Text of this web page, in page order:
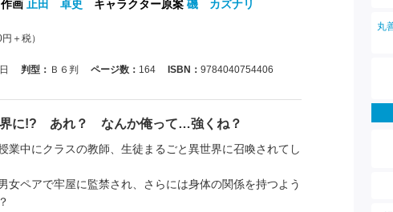
作画 止田 卓史 キャラクター原案 磯 カズナリ
円＋税）
判型： Ｂ６判 ページ数： 164 ISBN： 9784040754406
界に!? あれ？ なんか俺って…強くね？
業中にクラスの教師、生徒まるごと異世界に召喚されてし
女ペアで牢屋に監禁され、さらには身体の関係を持つよう
丸